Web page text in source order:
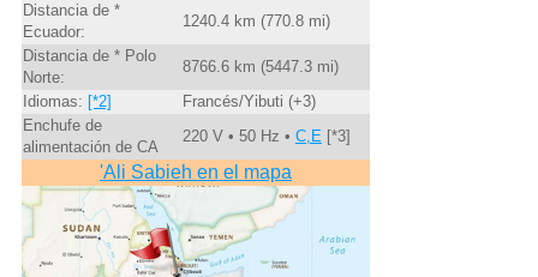
Distancia de *
Ecuador:
1240.4 km (770.8 mi)
Distancia de * Polo
Norte:
8766.6 km (5447.3 mi)
Idiomas: [*2]
Francés/Yibuti (+3)
Enchufe de
alimentación de CA
220 V • 50 Hz • C,E[*3]
'Ali Sabieh en el mapa